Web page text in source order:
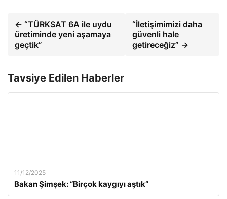
← “TÜRKSAT 6A ile uydu
üretiminde yeni aşamaya
geçtik”
“İletişimimizi daha
güvenli hale
getireceğiz” →
Tavsiye Edilen Haberler
11/12/2025
Bakan Şimşek: “Birçok kaygıyı aştık”